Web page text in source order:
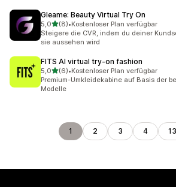
Gleame: Beauty Virtual Try On
5,0von 5 Sternen
(8)
8 Rezensionen insgesamt
•Kostenloser Plan verfügbar
Steigere die CVR, indem du deiner
sie aussehen wird
FITS AI virtual try‑on fashion
5,0von 5 Sternen
(6)
6 Rezensionen insgesamt
•Kostenloser Plan verfügbar
Premium-Umkleidekabine auf Basis der
Modelle
1 2 3 4 13